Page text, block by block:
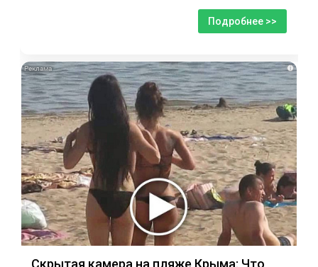
Подробнее >>
i
Скрытая камера на пляже Крыма: Что